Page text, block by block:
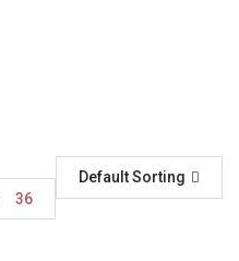
Default Sorting
36